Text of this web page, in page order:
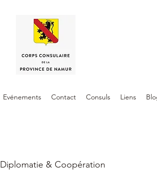
Evénements Contact Consuls Liens
& Coopération